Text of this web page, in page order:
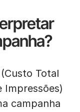
Total
Impressões)
campanha